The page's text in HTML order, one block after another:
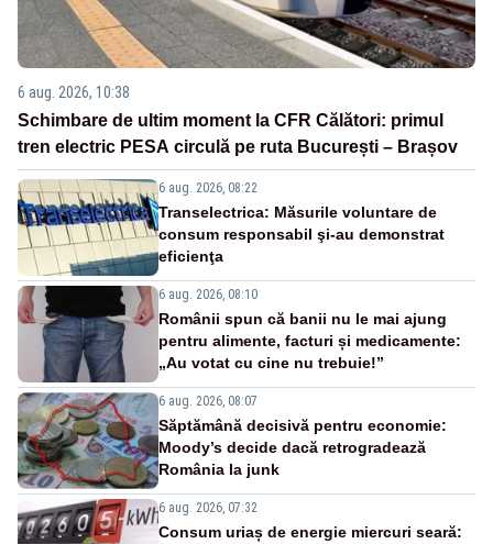
6 aug. 2026, 10:38
Schimbare de ultim moment la CFR Călători: primul
tren electric PESA circulă pe ruta București – Brașov
6 aug. 2026, 08:22
Transelectrica: Măsurile voluntare de
consum responsabil şi-au demonstrat
eficienţa
6 aug. 2026, 08:10
Românii spun că banii nu le mai ajung
pentru alimente, facturi și medicamente:
„Au votat cu cine nu trebuie!”
6 aug. 2026, 08:07
Săptămână decisivă pentru economie:
Moody’s decide dacă retrogradează
România la junk
6 aug. 2026, 07:32
Consum uriaș de energie miercuri seară: